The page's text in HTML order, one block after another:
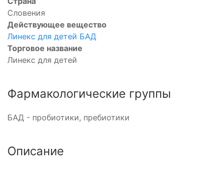
Словения
Действующее вещество
Линекс для детей БАД
Торговое название
Линекс для детей
Фармакологические группы
БАД - пробиотики, пребиотики
Описание